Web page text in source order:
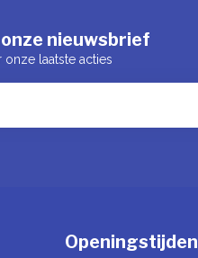
nieuwsbrief
laatste acties
Openingstijden